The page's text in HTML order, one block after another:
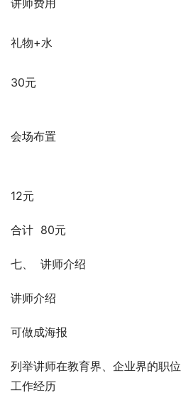
礼物+水
30元
会场布置
12元
合计  80元
七、  讲师介绍
讲师介绍
可做成海报
列举讲师在教育界、企业界的职位
工作经历